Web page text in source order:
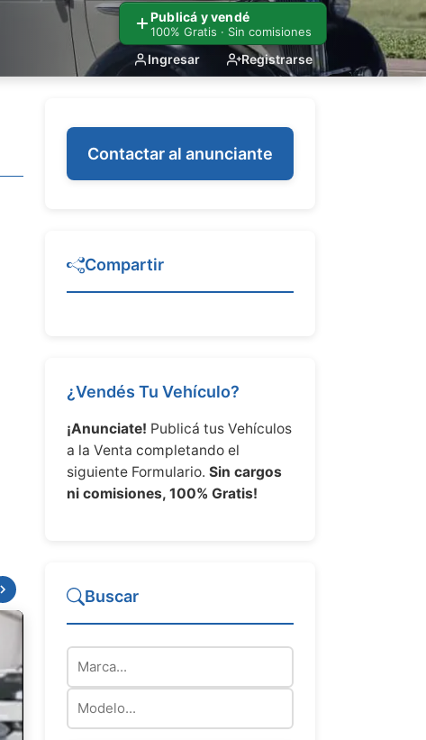
Publicá y vendé
100% Gratis · Sin comisiones
Ingresar Registrarse
Contactar al anunciante
Compartir
¿Vendés Tu Vehículo?
¡Anunciate! Publicá tus Vehículos
a la Venta completando el
siguiente Formulario. Sin cargos
ni comisiones, 100% Gratis!
Buscar